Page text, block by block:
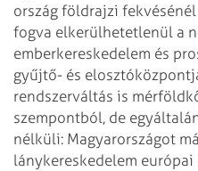
ország földrajzi
fogva elkerülhetetlenül a
emberkereskedelem és
gyűjtő- és
rendszerváltás is
szempontból, de
nélküli: Magyarországot
lánykereskedelem